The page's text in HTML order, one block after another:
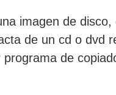
imagen de disco,
de un cd o dvd
programa de